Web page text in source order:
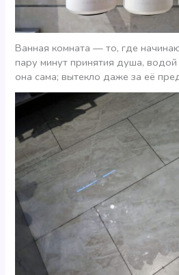
Ванная комната — то, где
пару минут принятия душа,
она сама; вытекло даже за её